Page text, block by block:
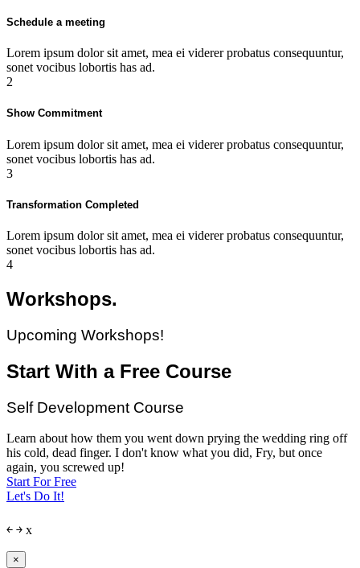
Schedule a meeting
Lorem ipsum dolor sit amet, mea ei viderer probatus consequuntur,
sonet vocibus lobortis has ad.
2
Show Commitment
Lorem ipsum dolor sit amet, mea ei viderer probatus consequuntur,
sonet vocibus lobortis has ad.
3
Transformation Completed
Lorem ipsum dolor sit amet, mea ei viderer probatus consequuntur,
sonet vocibus lobortis has ad.
4
Workshops.
Upcoming Workshops!
Start With a Free Course
Self Development Course
Learn about how them you went down prying the wedding ring off
his cold, dead finger. I don't know what you did, Fry, but once
again, you screwed up!
Start For Free
Let's Do It!
￩ ￫ x
×